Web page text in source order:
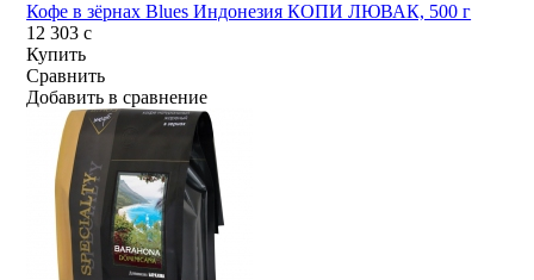
Кофе в зёрнах Blues Индонезия КОПИ ЛЮВАК, 500 г
12 303c
Купить
Сравнить
Добавить в сравнение